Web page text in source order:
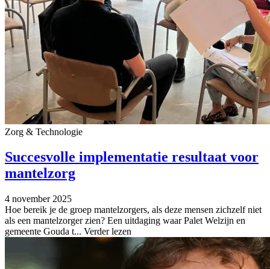
Zorg & Technologie
Succesvolle implementatie resultaat voor
mantelzorg
4 november 2025
Hoe bereik je de groep mantelzorgers, als deze mensen zichzelf niet
als een mantelzorger zien? Een uitdaging waar Palet Welzijn en
gemeente Gouda t... Verder lezen